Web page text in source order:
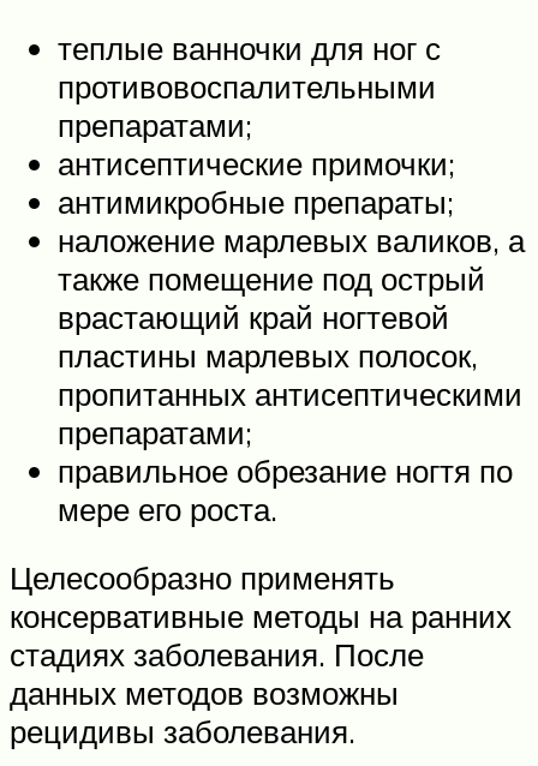
теплые ванночки для ног с
противовоспалительными
препаратами;
антисептические примочки;
антимикробные препараты;
наложение марлевых валиков, а
также помещение под острый
врастающий край ногтевой
пластины марлевых полосок,
пропитанных антисептическими
препаратами;
правильное обрезание ногтя по
мере его роста.
Целесообразно применять
консервативные методы на ранних
стадиях заболевания. После
данных методов возможны
рецидивы заболевания.